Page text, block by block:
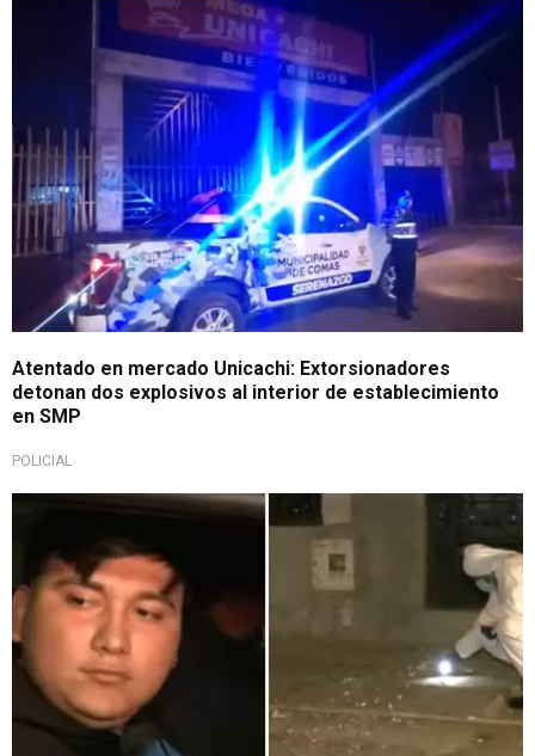
En pleno estado de emergencia
Atentado en mercado Unicachi: Extorsionadores
detonan dos explosivos al interior de establecimiento
en SMP
POLICIAL